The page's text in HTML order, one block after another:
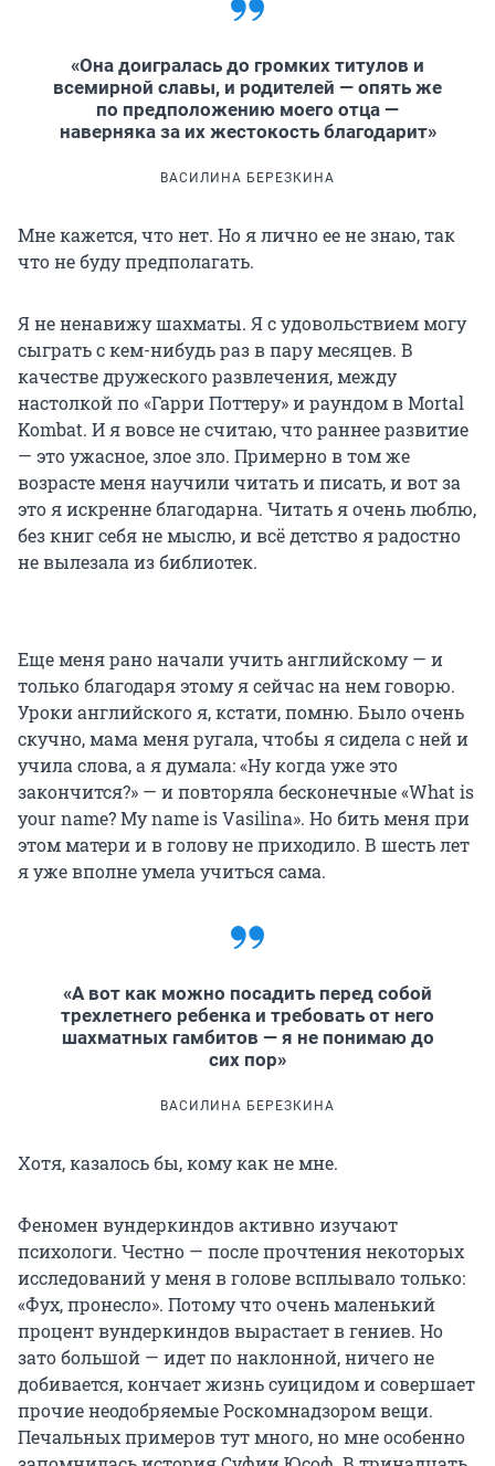
«Она доигралась до громких титулов и
всемирной славы, и родителей — опять же
по предположению моего отца —
наверняка за их жестокость благодарит»
ВАСИЛИНА БЕРЕЗКИНА
Мне кажется, что нет. Но я лично ее не знаю, так
что не буду предполагать.
Я не ненавижу шахматы. Я с удовольствием могу
сыграть с кем-нибудь раз в пару месяцев. В
качестве дружеского развлечения, между
настолкой по «Гарри Поттеру» и раундом в Mortal
Kombat. И я вовсе не считаю, что раннее развитие
— это ужасное, злое зло. Примерно в том же
возрасте меня научили читать и писать, и вот за
это я искренне благодарна. Читать я очень люблю,
без книг себя не мыслю, и всё детство я радостно
не вылезала из библиотек.
Еще меня рано начали учить английскому — и
только благодаря этому я сейчас на нем говорю.
Уроки английского я, кстати, помню. Было очень
скучно, мама меня ругала, чтобы я сидела с ней и
учила слова, а я думала: «Ну когда уже это
закончится?» — и повторяла бесконечные «What is
your name? My name is Vasilina». Но бить меня при
этом матери и в голову не приходило. В шесть лет
я уже вполне умела учиться сама.
«А вот как можно посадить перед собой
трехлетнего ребенка и требовать от него
шахматных гамбитов — я не понимаю до
сих пор»
ВАСИЛИНА БЕРЕЗКИНА
Хотя, казалось бы, кому как не мне.
Феномен вундеркиндов активно изучают
психологи. Честно — после прочтения некоторых
исследований у меня в голове всплывало только:
«Фух, пронесло». Потому что очень маленький
процент вундеркиндов вырастает в гениев. Но
зато большой — идет по наклонной, ничего не
добивается, кончает жизнь суицидом и совершает
прочие неодобряемые Роскомнадзором вещи.
Печальных примеров тут много, но мне особенно